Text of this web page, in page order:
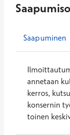
Saapuminen
annetaan
kerros,
konsernin
toinen